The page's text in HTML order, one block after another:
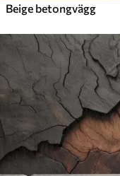
Beige betongvägg